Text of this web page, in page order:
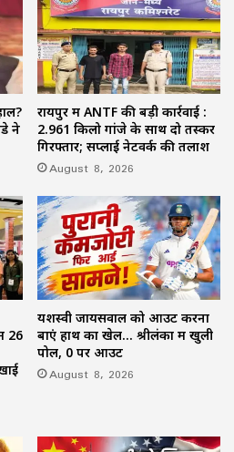
ने
रायपुर में ANTF की बड़ी कार्रवाई :
2.961 किलो गांजे के साथ दो तस्कर
गिरफ्तार; सप्लाई नेटवर्क की तलाश
August 8, 2026
26
यशस्वी जायसवाल को आउट करना
बाएं हाथ का खेल… श्रीलंका में खुली
पोल, 0 पर आउट
August 8, 2026